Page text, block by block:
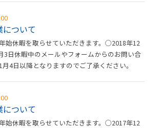
ついて
始休暇を取らせていただきます。◯2018年12
3日休暇中のメールやフォームからのお問い合
4日以降となりますのでご了承ください。
ついて
始休暇を取らせていただきます。◯2017年12